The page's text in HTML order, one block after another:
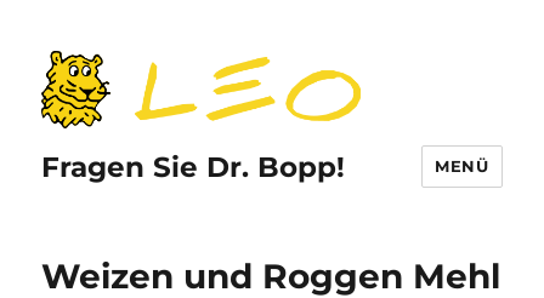
Fragen Sie Dr. Bopp! MENÜ
Weizen und Roggen Mehl